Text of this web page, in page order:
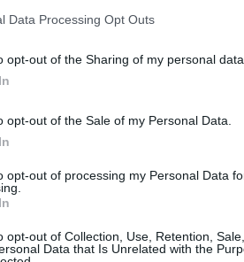
Data Processing Opt Outs
opt-out of the Sharing of my personal data.
opt-out of the Sale of my Personal Data.
opt-out of processing my Personal Data
opt-out of Collection, Use, Retention,
Data that Is Unrelated with the
come di consueto, anche sulla
momento dalle centrali
tre basi di Olbia (operativa
diurne) rappresentano un
rapidi nelle situazioni più